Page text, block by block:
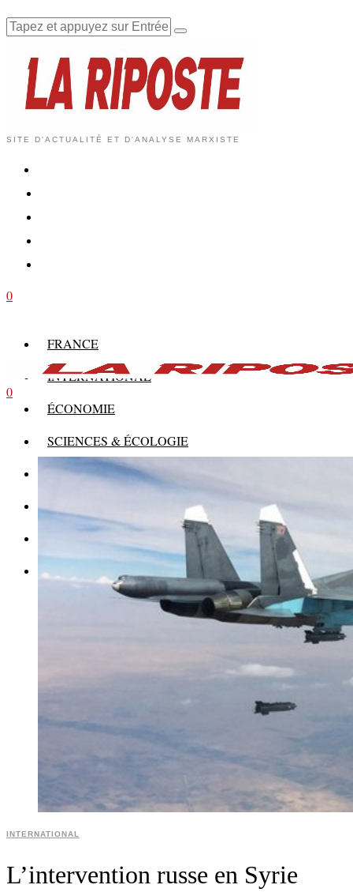
SITE D'ACTUALITÉ ET D'ANALYSE MARXISTE
0
FRANCE
INTERNATIONAL
ÉCONOMIE
SCIENCES & ÉCOLOGIE
HISTOIRE
THÉORIE
CULTURE
MULTIMÉDIAS
0
INTERNATIONAL
L’intervention russe en Syrie